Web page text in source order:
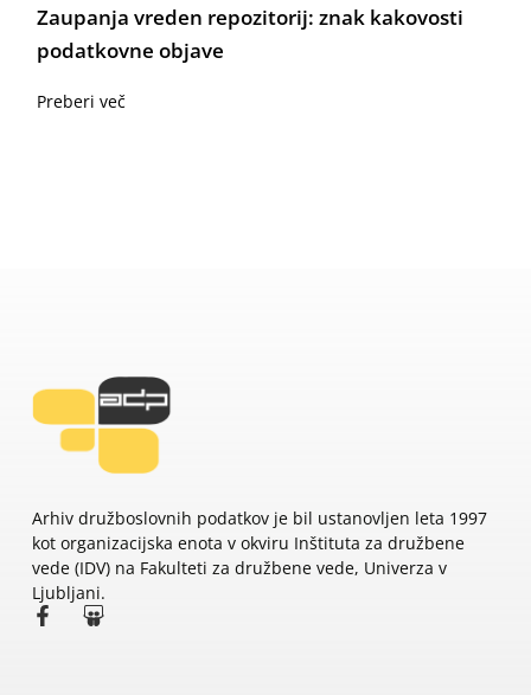
Zaupanja vreden repozitorij: znak kakovosti
podatkovne objave
Preberi več
Arhiv družboslovnih podatkov je bil ustanovljen leta 1997
kot organizacijska enota v okviru Inštituta za družbene
vede (IDV) na Fakulteti za družbene vede, Univerza v
Ljubljani.